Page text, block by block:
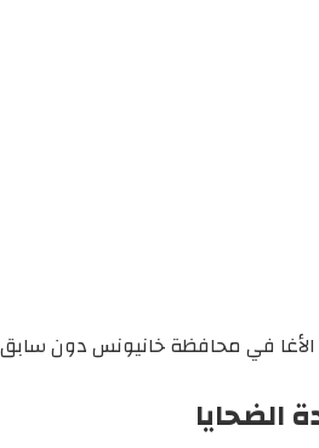
الأغا في محافظة خانيونس دون
الضحايا